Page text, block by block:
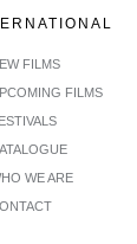
FILMS
FILMS
WE ARE